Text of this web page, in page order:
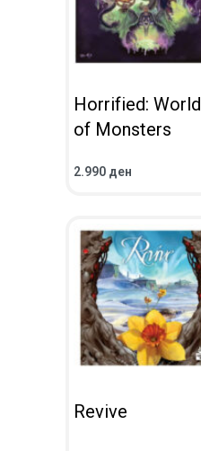
Horrified: World
of Monsters
2.990 ден
ВО КОШНИЧКА
Revive